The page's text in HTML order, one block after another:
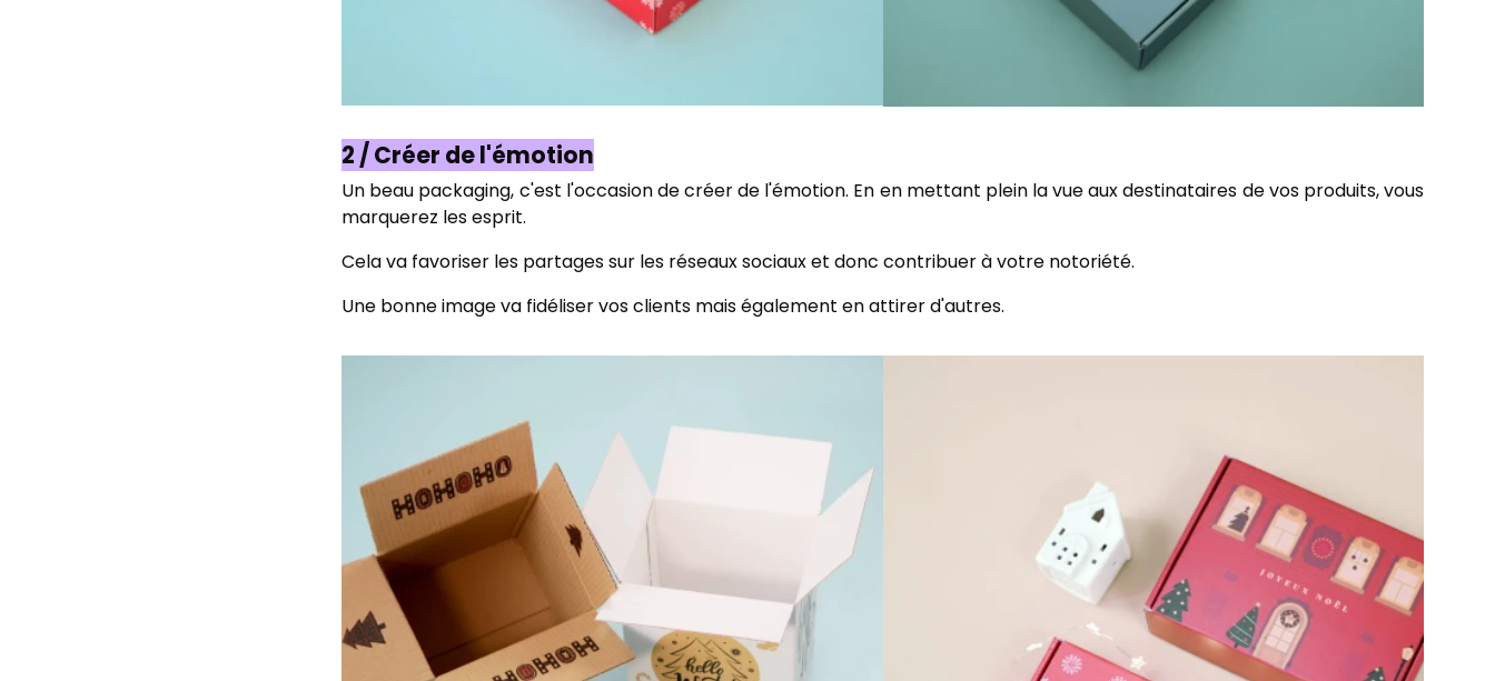
2 / Créer de l'émotion
Un beau packaging, c'est l'occasion de créer de l'émotion. En en mettant plein la vue aux destinataires de vos produits, vous
marquerez les esprit.
Cela va favoriser les partages sur les réseaux sociaux et donc contribuer à votre notoriété.
Une bonne image va fidéliser vos clients mais également en attirer d'autres.